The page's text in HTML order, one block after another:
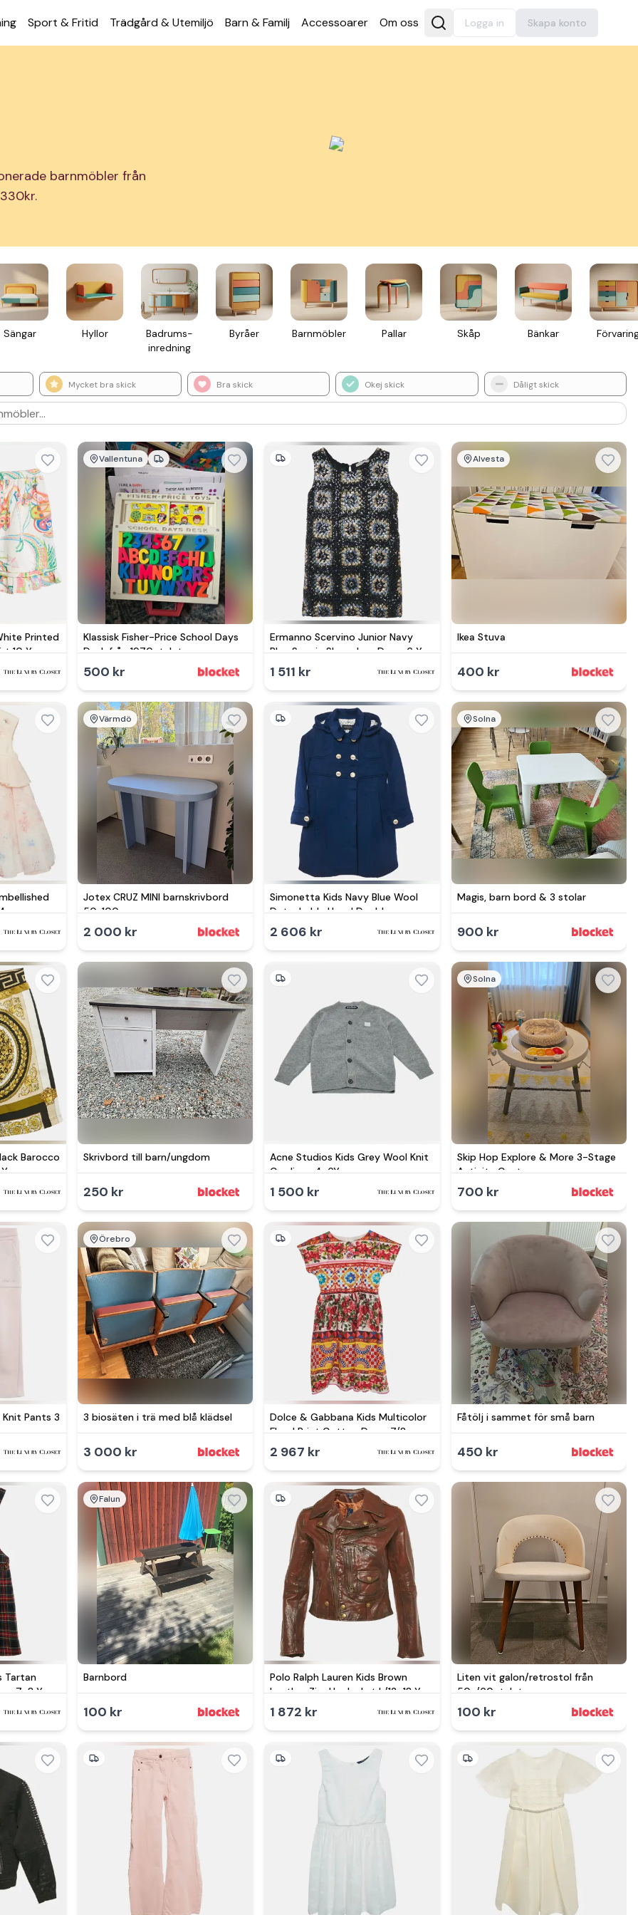
Sport & Fritid Trädgård & Utemiljö Barn & Familj Acces­soarer Om oss Logga in Skapa konto
barnmöbler från
Sängar Hyllor
Badrums­
inredning
Byråer Barn­möbler Pallar Skåp Bänkar
Mycket bra skick Bra skick Okej skick Dåligt skick
Printed
10 Yrs
Vallentuna
Klassisk Fisher-Price School Days
Desk från 1970-talet.
500 kr
Ermanno Scervino Junior Navy
Blue Sequin Sleeveless Dress 6 Yrs
1 511 kr
Alvesta
Ikea Stuva
400 kr
Värmdö
Jotex CRUZ MINI barnskrivbord
50x100 cm
2 000 kr
Simonetta Kids Navy Blue Wool
Detachable Hood Double
Breasted Coat 6 Yrs
2 606 kr
Solna
Magis, barn bord & 3 stolar
900 kr
Barocco
Skrivbord till barn/ungdom
250 kr
Acne Studios Kids Grey Wool Knit
Cardigan 4-6Yrs
1 500 kr
Solna
Skip Hop Explore & More 3-Stage
Activity Center
700 kr
Pants 3
Örebro
3 biosäten i trä med blå klädsel
3 000 kr
Dolce & Gabbana Kids Multicolor
Floral Print Cotton Dress 7/8
Years
2 967 kr
Fåtölj i sammet för små barn
450 kr
Tartan
7-8 Yrs
Se mer hos
Falun
Barnbord
100 kr
Polo Ralph Lauren Kids Brown
Leather Zip-Up Jacket L/12-18 Yrs
1 872 kr
Liten vit galon/retrostol från
50-/60-talet
100 kr